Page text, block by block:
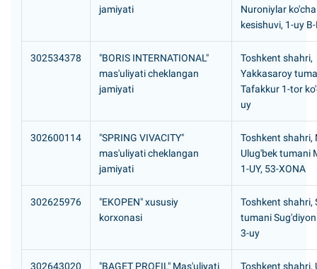
jamiyati
Nuroniylar
kesishuvi, 1-uy
302534378
"BORIS INTERNATIONAL"
mas'uliyati cheklangan
jamiyati
Toshkent shahri,
Yakkasaroy
Таfakkur 1-tor
uy
302600114
"SPRING VIVACITY"
mas'uliyati cheklangan
jamiyati
Toshkent shahri,
Ulug'bek tumani
1-UY, 53-XONA
302625976
"EKOPEN" xususiy
korxonasi
Toshkent shahri,
tumani
3-uy
302643020
"BAGET PROFIL" Mas'uliyati
Toshkent shahri,